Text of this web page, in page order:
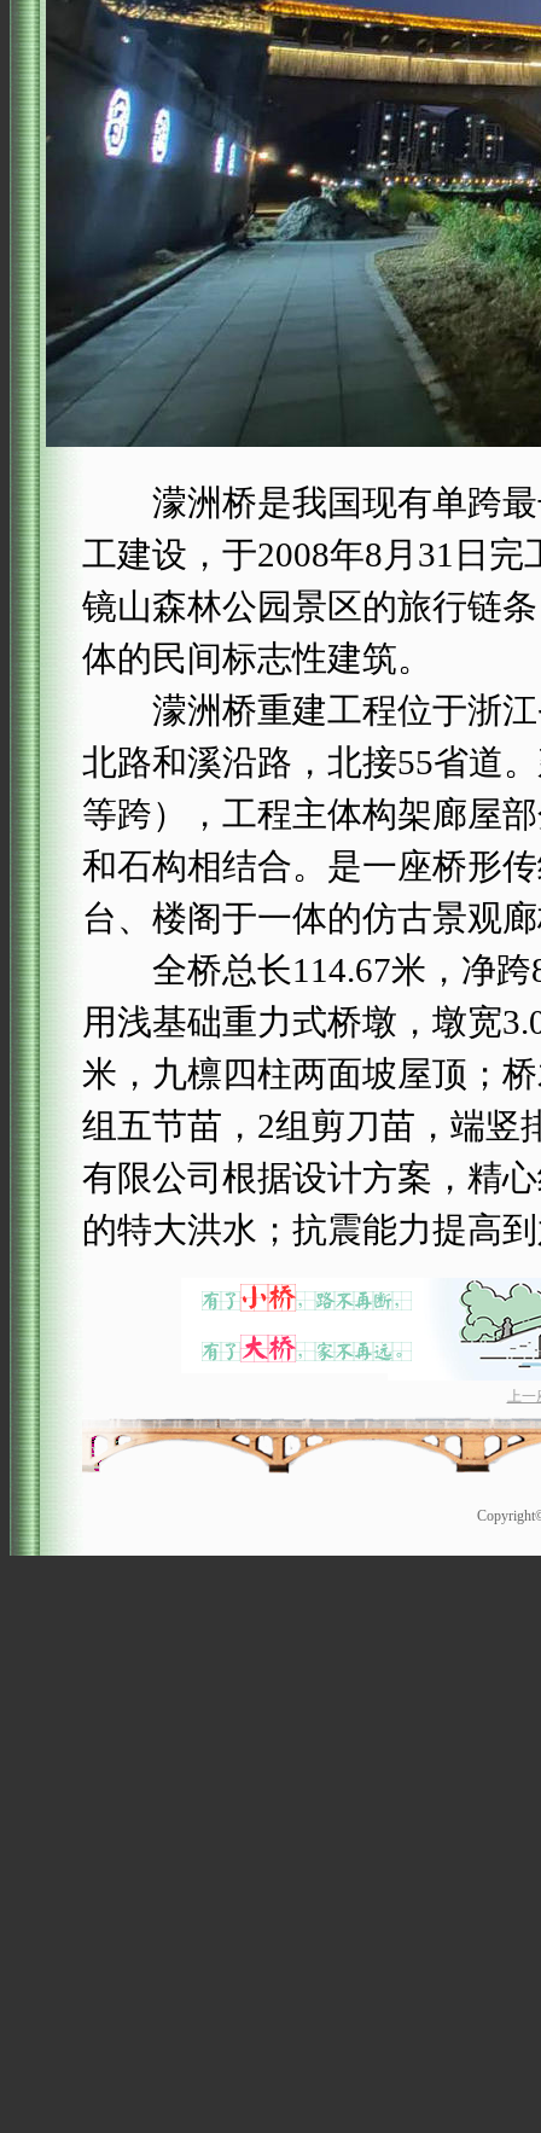
濛洲桥是我国现有单跨最
工建设，于2008年8月31日
镜山森林公园景区的旅行链
体的民间标志性建筑。
濛洲桥重建工程位于浙江
北路和溪沿路，北接55省道
等跨），工程主体构架廊屋
和石构相结合。是一座桥形
台、楼阁于一体的仿古景观
全桥总长114.67米，净跨
用浅基础重力式桥墩，墩宽
米，九檩四柱两面坡屋顶；
组五节苗，2组剪刀苗，端竖
有限公司根据设计方案，精
的特大洪水；抗震能力提高
上一